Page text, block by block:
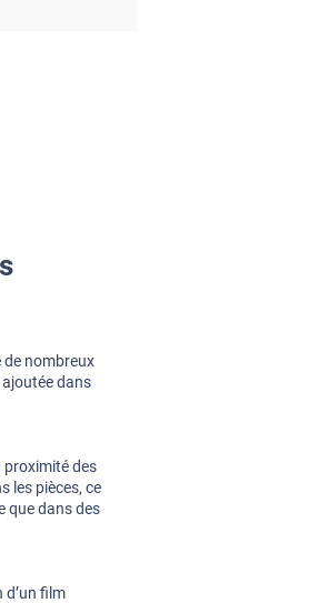
de nombreux
dans
proximité des
les pièces, ce
que dans des
d’un film